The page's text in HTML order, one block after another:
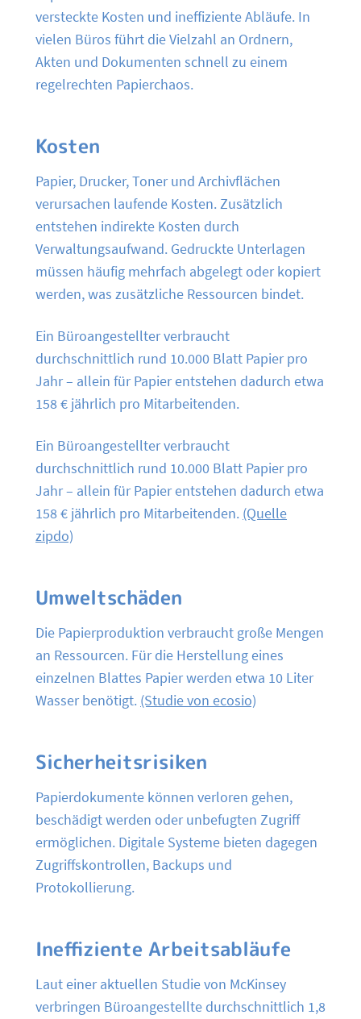
versteckte Kosten und ineffiziente Abläufe. In
vielen Büros führt die Vielzahl an Ordnern,
Akten und Dokumenten schnell zu einem
regelrechten Papierchaos.
Kosten
Papier, Drucker, Toner und Archivflächen
verursachen laufende Kosten. Zusätzlich
entstehen indirekte Kosten durch
Verwaltungsaufwand. Gedruckte Unterlagen
müssen häufig mehrfach abgelegt oder kopiert
werden, was zusätzliche Ressourcen bindet.
Ein Büroangestellter verbraucht
durchschnittlich rund 10.000 Blatt Papier pro
Jahr – allein für Papier entstehen dadurch etwa
158 € jährlich pro Mitarbeitenden.
Ein Büroangestellter verbraucht
durchschnittlich rund 10.000 Blatt Papier pro
Jahr – allein für Papier entstehen dadurch etwa
158 € jährlich pro Mitarbeitenden. (Quelle
zipdo)
Umweltschäden
Die Papierproduktion verbraucht große Mengen
an Ressourcen. Für die Herstellung eines
einzelnen Blattes Papier werden etwa 10 Liter
Wasser benötigt. (Studie von ecosio)
Sicherheitsrisiken
Papierdokumente können verloren gehen,
beschädigt werden oder unbefugten Zugriff
ermöglichen. Digitale Systeme bieten dagegen
Zugriffskontrollen, Backups und
Protokollierung.
Ineffiziente Arbeitsabläufe
Laut einer aktuellen Studie von McKinsey
verbringen Büroangestellte durchschnittlich 1,8